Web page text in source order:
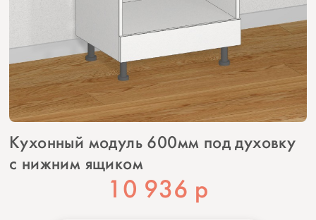
Кухонный модуль 600мм под духовку
с нижним ящиком
10 936 р